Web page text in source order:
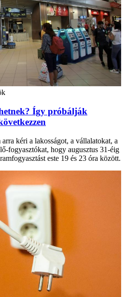
Így próbálják
kéri a lakosságot, a vállalatokat, a
fogyasztókat, hogy augusztus 31-éig
este 19 és 23 óra között.